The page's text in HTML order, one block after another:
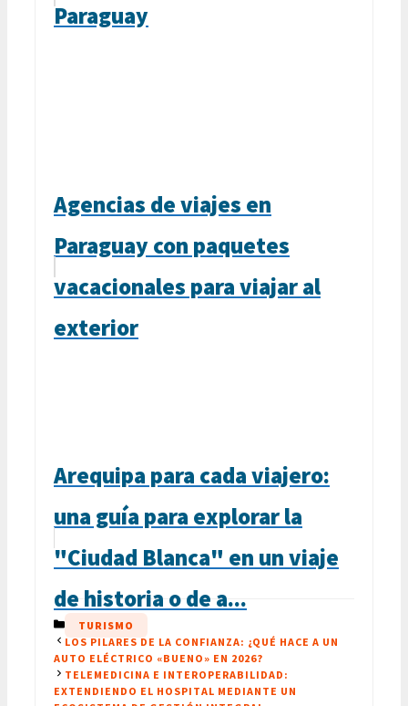
Paraguay
Agencias de viajes en
Paraguay con paquetes
vacacionales para viajar al
exterior
Arequipa para cada viajero:
una guía para explorar la
"Ciudad Blanca" en un viaje
de historia o de a...
CATEGORÍAS
TURISMO
LOS PILARES DE LA CONFIANZA: ¿QUÉ HACE A UN
AUTO ELÉCTRICO «BUENO» EN 2026?
TELEMEDICINA E INTEROPERABILIDAD:
EXTENDIENDO EL HOSPITAL MEDIANTE UN